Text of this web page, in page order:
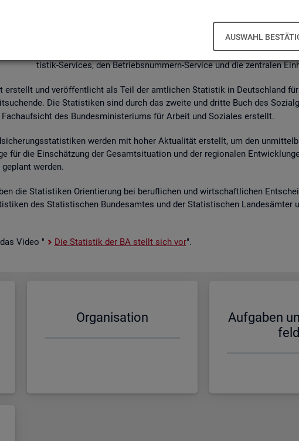
AUSWAHL
Über uns
der Bun­des­agen­tur für Ar­beit ist Teil der Bun­des­agen­tur
tis­tik-Ser­vices, den Be­triebs­num­mern-Ser­vice und die zen­tra­len
er­stellt und ver­öf­fent­licht als Teil der amt­li­chen Sta­tis­tik in Deutsch­land
Die Sta­tis­ti­ken sind durch das zwei­te und drit­te Buch des
des Bun­des­mi­nis­te­ri­ums für Ar­beit und So­zia­les er­stellt.
wer­den mit hoher Ak­tua­li­tät er­stellt, um den
für die Ein­schät­zung der Ge­samt­si­tua­ti­on und der re­gio­na­len
wer­den.
die Sta­tis­ti­ken Ori­en­tie­rung bei be­ruf­li­chen und wirt­schaft­li­chen
des Sta­tis­ti­schen Bun­des­am­tes und der Sta­tis­ti­schen
Video " Die Sta­tis­tik der BA stellt sich vor".
Or­ga­ni­sa­ti­on
Auf­ga­ben